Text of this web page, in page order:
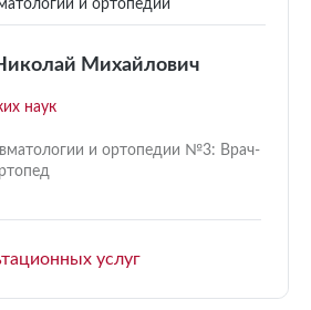
и ортопедии
Михайлович
наук
и ортопедии №3: Врач-
услуг